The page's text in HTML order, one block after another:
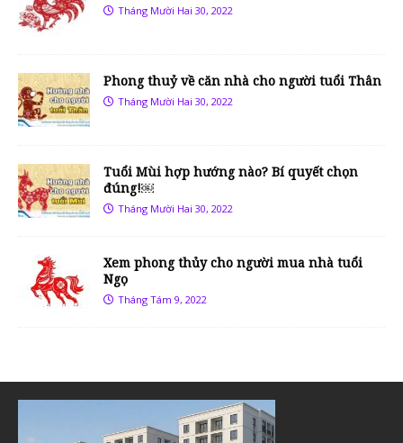
Tháng Mười Hai 30, 2022
Phong thuỷ về căn nhà cho người tuổi Thân
Tháng Mười Hai 30, 2022
Tuổi Mùi hợp hướng nào? Bí quyết chọn
đúng!￼
Tháng Mười Hai 30, 2022
Xem phong thủy cho người mua nhà tuổi
Ngọ
Tháng Tám 9, 2022